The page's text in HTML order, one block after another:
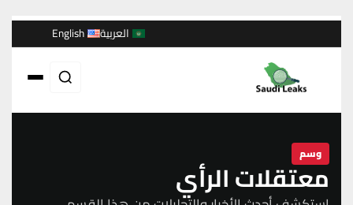
العربية English
وسم
معتقلات الرأي